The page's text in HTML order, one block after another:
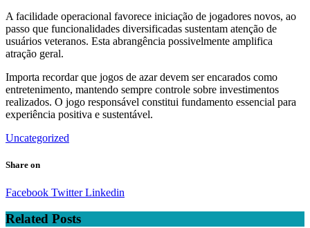
A facilidade operacional favorece iniciação de jogadores novos, ao
passo que funcionalidades diversificadas sustentam atenção de
usuários veteranos. Esta abrangência possivelmente amplifica
atração geral.
Importa recordar que jogos de azar devem ser encarados como
entretenimento, mantendo sempre controle sobre investimentos
realizados. O jogo responsável constitui fundamento essencial para
experiência positiva e sustentável.
Uncategorized
Share on
Facebook TwitterLinkedin
Related Posts